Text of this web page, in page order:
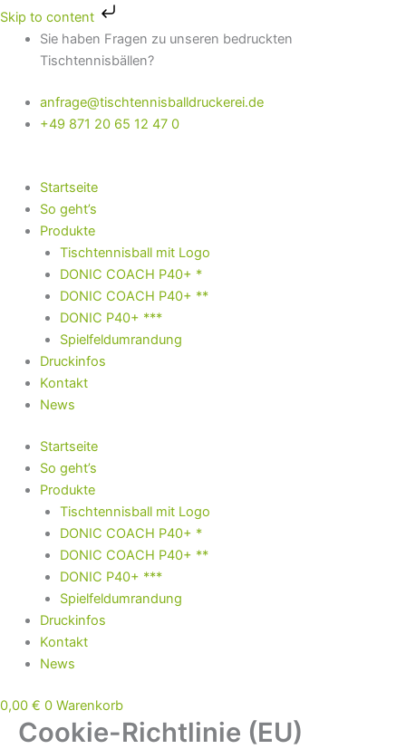
Skip to content
Zum
springen
Sie haben Fragen zu unseren bedruckten
Tischtennisbällen?
anfrage@tischtennisballdruckerei.de
+49 871 20 65 12 47 0
Startseite
So geht’s
Produkte
Tischtennisball mit Logo
DONIC COACH P40+ *
DONIC COACH P40+ **
DONIC P40+ ***
Spielfeldumrandung
Druckinfos
Kontakt
News
Startseite
So geht’s
Produkte
Tischtennisball mit Logo
DONIC COACH P40+ *
DONIC COACH P40+ **
DONIC P40+ ***
Spielfeldumrandung
Druckinfos
Kontakt
News
0,00 € 0 Warenkorb
Cookie-Richtlinie (EU)